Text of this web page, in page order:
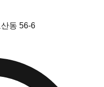
동 56-6